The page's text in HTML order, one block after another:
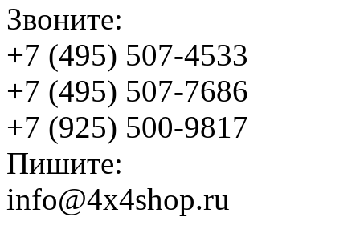
Звоните:
+7 (495) 507-4533
+7 (495) 507-7686
+7 (925) 500-9817
Пишите:
info@4x4shop.ru